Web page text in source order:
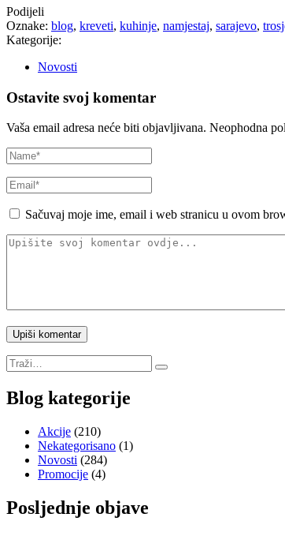
Podijeli
Oznake: blog, kreveti, kuhinje, namjestaj, sarajevo,
Kategorije:
Novosti
Ostavite svoj komentar
Vaša email adresa neće biti objavljivana. Neophodna
Sačuvaj moje ime, email i web stranicu u ovom
Blog kategorije
Akcije (210)
Nekategorisano (1)
Novosti (284)
Promocije (4)
Posljednje objave